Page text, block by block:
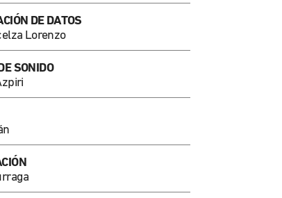
DE DATOS
Lorenzo
SONIDO